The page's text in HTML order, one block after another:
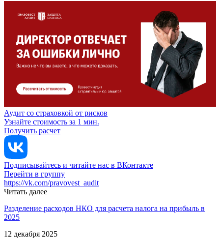
Аудит со страховкой от рисков
Узнайте стоимость за 1 мин.
Получить расчет
Подписывайтесь и читайте нас в ВКонтакте
Перейти в группу
https://vk.com/pravovest_audit
Читать далее
Разделение расходов НКО для расчета налога на прибыль в
2025
12 декабря 2025